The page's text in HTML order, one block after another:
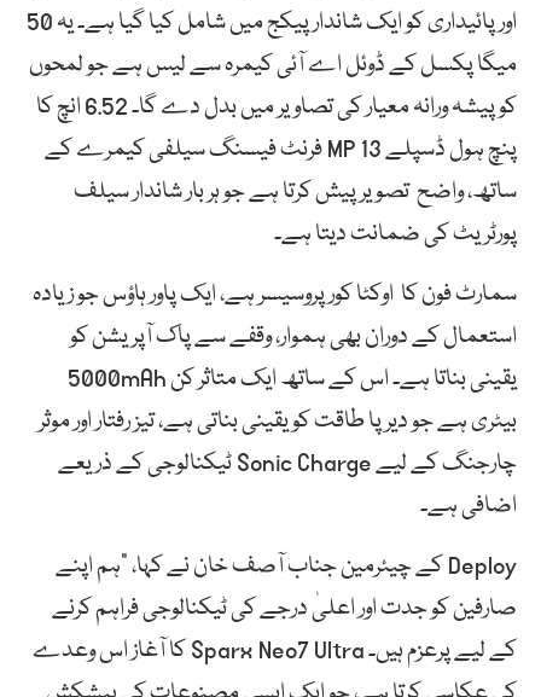
اور پائیداری کو ایک شاندار پیکج میں شامل کیا گیا ہے۔ یہ 50
میگا پکسل کے ڈوئل اے آئی کیمرہ سے لیس ہے جو لمحوں
کو پیشہ ورانہ معیار کی تصاویر میں بدل دے گا۔ 6.52 انچ کا
پنچ ہول ڈسپلے 13 MP فرنٹ فیسنگ سیلفی کیمرے کے
ساتھ، واضح تصویر پیش کرتا ہے جو ہر بار شاندار سیلف
پورٹریٹ کی ضمانت دیتا ہے۔
سمارٹ فون کا اوکٹا کور پروسیسر ہے، ایک پاور ہاؤس جو زیادہ
استعمال کے دوران بھی ہموار، وقفے سے پاک آپریشن کو
یقینی بناتا ہے۔ اس کے ساتھ ایک متاثر کن 5000mAh
بیٹری ہے جو دیرپا طاقت کو یقینی بناتی ہے، تیز رفتار اور موثر
چارجنگ کے لیے Sonic Charge ٹیکنالوجی کے ذریعے
اضافی ہے۔
Deploy کے چیئرمین جناب آصف خان نے کہا، “ہم اپنے
صارفین کو جدت اور اعلیٰ درجے کی ٹیکنالوجی فراہم کرنے
کے لیے پرعزم ہیں۔ Sparx Neo7 Ultra کا آغاز اس وعدے